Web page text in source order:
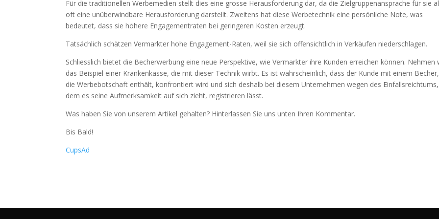
Für die traditionellen Werbemedien stellt dies eine grosse Herausforderung dar, da die Zielgruppenansprache für sie
oft eine unüberwindbare Herausforderung darstellt. Zweitens hat diese Werbetechnik eine persönliche Note, was
bedeutet, dass sie höhere Engagementraten bei geringeren Kosten erzeugt.
Tatsächlich schätzen Vermarkter hohe Engagement-Raten, weil sie sich offensichtlich in Verkäufen niederschlagen.
Schliesslich bietet die Becherwerbung eine neue Perspektive, wie Vermarkter ihre Kunden erreichen können. Nehmen
das Beispiel einer Krankenkasse, die mit dieser Technik wirbt. Es ist wahrscheinlich, dass der Kunde mit einem
die Werbebotschaft enthält, konfrontiert wird und sich deshalb bei diesem Unternehmen wegen des
dem es seine Aufmerksamkeit auf sich zieht, registrieren lässt.
Was haben Sie von unserem Artikel gehalten? Hinterlassen Sie uns unten Ihren Kommentar.
Bis Bald!
CupsAd